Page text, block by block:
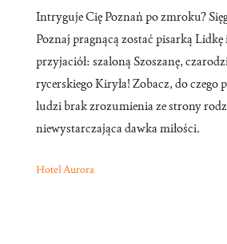
Intryguje Cię Poznań po zmroku?
Poznaj pragnącą zostać pisarką
przyjaciół: szaloną Szoszanę,
rycerskiego Kiryła! Zobacz, do czego
ludzi brak zrozumienia ze strony
niewystarczająca dawka miłości.
Hotel Aurora